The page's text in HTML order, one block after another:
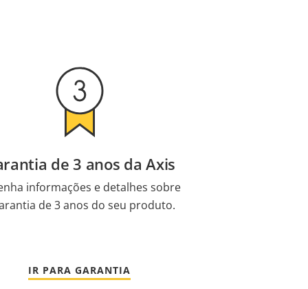
de 3 anos da Axis
informações e detalhes sobre
de 3 anos do seu produto.
IR PARA GARANTIA